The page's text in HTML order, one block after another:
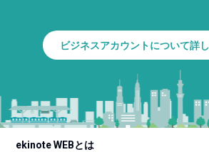
ビジネスアカウントについて詳
ekinote WEBとは